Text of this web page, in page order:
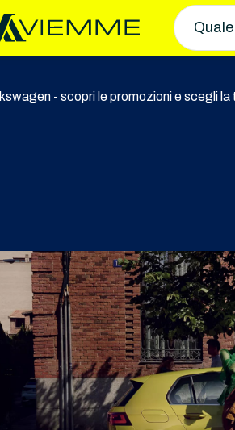
- scopri le promozioni e scegli la